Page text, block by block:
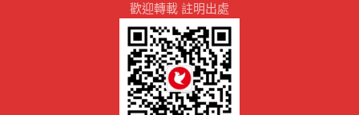
歡迎轉載 註明出處